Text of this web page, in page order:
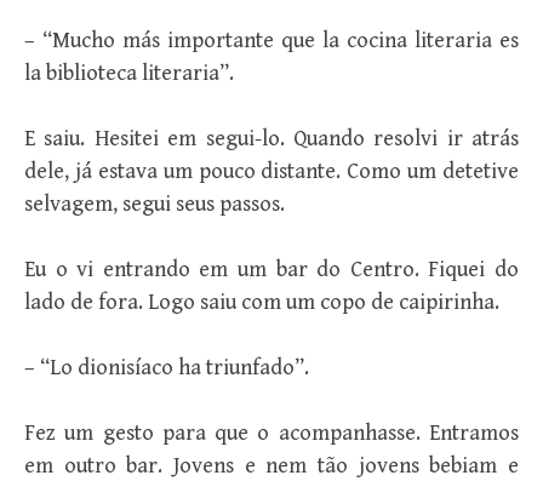
– “Mucho más importante que la cocina literaria es
la biblioteca literaria”.
E saiu. Hesitei em segui-lo. Quando resolvi ir atrás
dele, já estava um pouco distante. Como um detetive
selvagem, segui seus passos.
Eu o vi entrando em um bar do Centro. Fiquei do
lado de fora. Logo saiu com um copo de caipirinha.
– “Lo dionisíaco ha triunfado”.
Fez um gesto para que o acompanhasse. Entramos
em outro bar. Jovens e nem tão jovens bebiam e